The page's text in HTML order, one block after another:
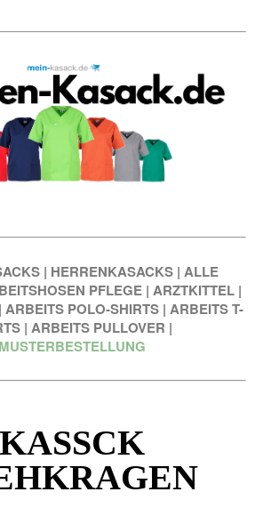
| HERRENKASACKS | ALLE
PFLEGE | ARZTKITTEL |
| ARBEITS POLO-SHIRTS | ARBEITS T-
| ARBEITS PULLOVER |
MUSTERBESTELLUNG
KASSCK